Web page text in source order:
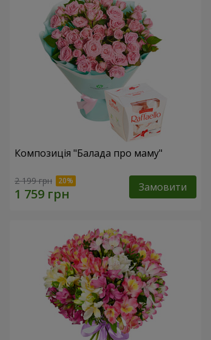
Композиція "Балада про маму"
2 199 грн Замовити